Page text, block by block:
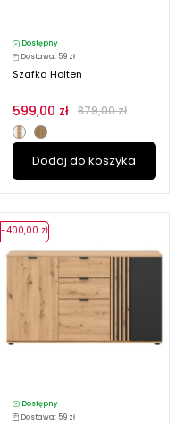
Dostępny
Dostawa: 59 zł
Szafka Holten
599,00 zł 879,00 zł
Dodaj do koszyka
Dostępny
Dostawa: 59 zł
-400,00 zł